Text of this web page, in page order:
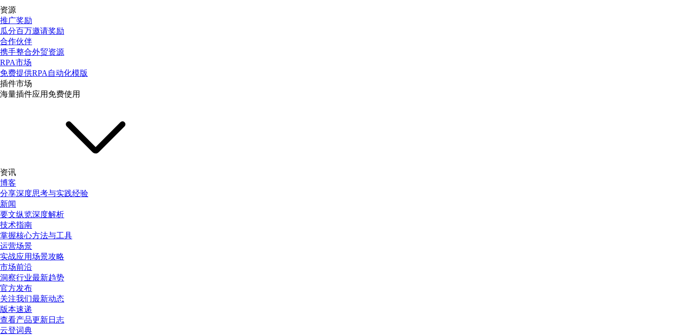
资源
推广奖励
瓜分百万邀请奖励
合作伙伴
携手整合外贸资源
RPA市场
免费提供RPA自动化模版
插件市场
海量插件应用免费使用
资讯
博客
分享深度思考与实践经验
新闻
要文纵览深度解析
技术指南
掌握核心方法与工具
运营场景
实战应用场景攻略
市场前沿
洞察行业最新趋势
官方发布
关注我们最新动态
版本速递
查看产品更新日志
云登词典